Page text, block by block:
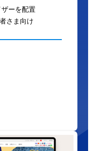
ーを配置
さま向け